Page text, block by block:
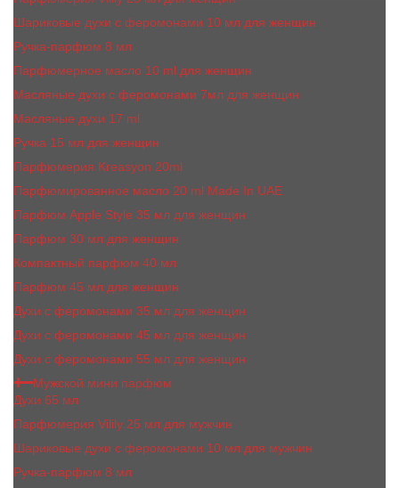
Шариковые духи с феромонами 10 мл для женщин
Ручка-парфюм 8 мл
Парфюмерное масло 10 ml для женщин
Масляные духи c феромонами 7мл для женщин
Масляные духи 17 ml
Ручка 15 мл для женщин
Парфюмерия Kreasyon 20ml
Парфюмированное масло 20 ml Made In UAE
Парфюм Apple Style 35 мл для женщин
Парфюм 30 мл для женщин
Компактный парфюм 40 мл
Парфюм 45 мл для женщин
Духи с феромонами 35 мл для женщин
Духи с феромонами 45 мл для женщин
Духи с феромонами 55 мл для женщин
Мужской мини парфюм
Духи 65 мл
Парфюмерия Vilily 25 мл для мужчин
Шариковые духи с феромонами 10 мл для мужчин
Ручка-парфюм 8 мл